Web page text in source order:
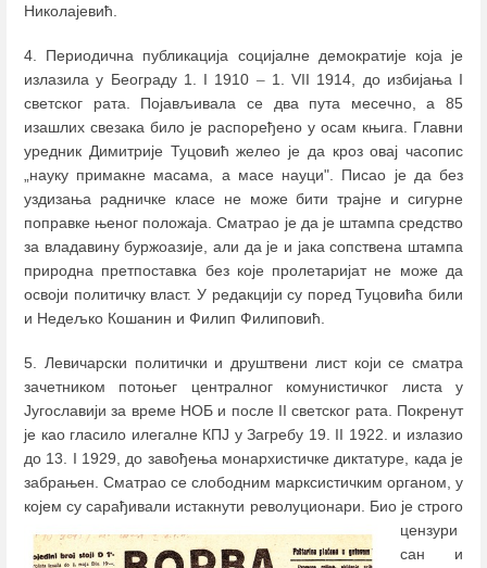
Николајевић.
4. Периодична публикација социјалне демократије која је
излазила у Београду 1. I 1910 –1. VII 1914, до избијања I
светског рата. Појављивала се два пута месечно, а 85
изашлих свезака било је распоређено у осам књига. Главни
уредник Димитрије Туцовић желео је да кроз овај часопис
„науку примакне масама, а масе науци". Писао је да без
уздизања радничке класе не може бити трајне и сигурне
поправке њеног положаја. Сматрао је да је штампа средство
за владавину буржоазије, али да је и јака сопствена штампа
природна претпоставка без које пролетаријат не може да
освоји политичку власт. У редакцији су поред Туцовића били
и Недељко Кошанин и Филип Филиповић.
5. Левичарски политички и друштвени лист који се сматра
зачетником потоњег централног комунистичког листа у
Југославији за време НОБ и после II светског рата. Покренут
је као гласило илегалне КПЈ у Загребу 19. II 1922. и излазио
до 13. I 1929, до завођења монархистичке диктатуре, када је
забрањен. Сматрао се слободним марксистичким органом, у
којем су сарађивали истакнути револуционари. Био је строго
цензури
сан и